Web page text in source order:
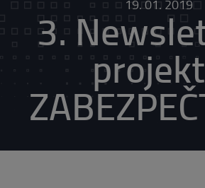
19. 01. 2019
3.